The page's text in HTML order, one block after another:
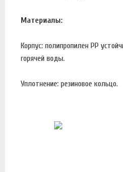
Материалы:
Корпус: полипропилен PP
горячей воды.
Уплотнение: резиновое кольцо.